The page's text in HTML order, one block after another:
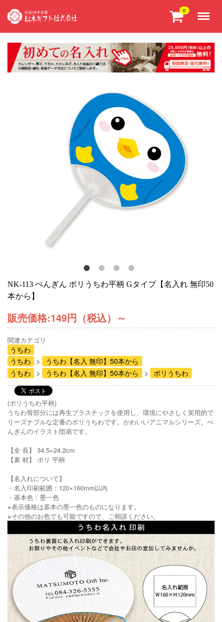
0
NK-113 ぺんぎん ポリうちわ平柄 Gタイプ【名入れ 無印50
本から】
販売価格:149円（税込） ～
関連カテゴリ
うちわ
うちわ
うちわ【名入 無印】50本から
うちわ
うちわ【名入 無印】50本から ポリうちわ
(ポリうちわ平柄)
うちわ骨部分には再生プラスチックを使用し、環境にやさしく実用的で
リーズナブルな定番のポリうちわです。かわいいアニマルシリーズ。ぺ
んぎんのイラスト団扇です。
【全 長】 34.5×24.2cm
【素 材】 ポリ 平柄
【名入れについて】
・名入印刷範囲：120×160mm以内
・基本色：墨一色
※表示価格は基本の墨一色のものになります。
※その他のお色でも可能ですので、ご相談ください。